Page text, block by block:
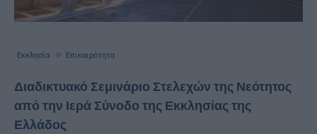
Εκκλησία Επικαιρότητα
Διαδικτυακό Σεμινάριο Στελεχών της Νεότητος
από την Ιερά Σύνοδο της Εκκλησίας της
Ελλάδος